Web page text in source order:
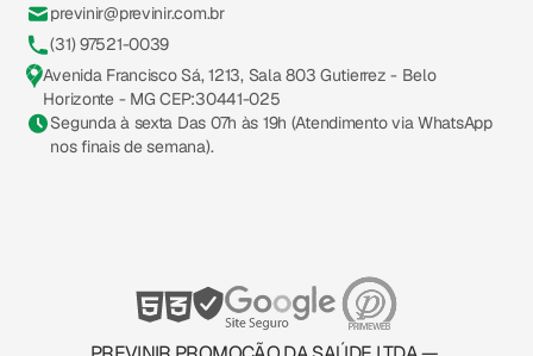
previnir@previnir.com.br
(31) 97521-0039
Avenida Francisco Sá, 1213, Sala 803 Gutierrez - Belo
Horizonte - MG CEP:30441-025
Segunda à sexta Das 07h às 19h (Atendimento via WhatsApp
nos finais de semana).